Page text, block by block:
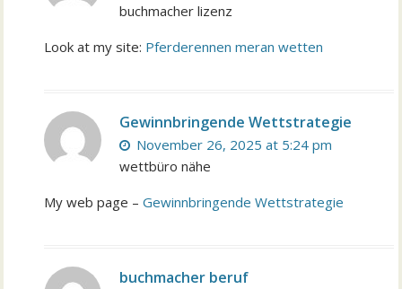
buchmacher lizenz
Look at my site: Pferderennen meran wetten
Gewinnbringende Wettstrategie
November 26, 2025 at 5:24 pm
wettbüro nähe
My web page –Gewinnbringende Wettstrategie
buchmacher beruf